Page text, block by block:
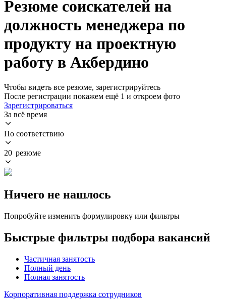
Резюме соискателей на
должность менеджера по
продукту на проектную
работу в Акбердино
Чтобы видеть все резюме, зарегистрируйтесь
После регистрации покажем ещё 1 и откроем фото
Зарегистрироваться
За всё время
По соответствию
20 резюме
Ничего не нашлось
Попробуйте изменить формулировку или фильтры
Быстрые фильтры подбора вакансий
Частичная занятость
Полный день
Полная занятость
Корпоративная поддержка сотрудников